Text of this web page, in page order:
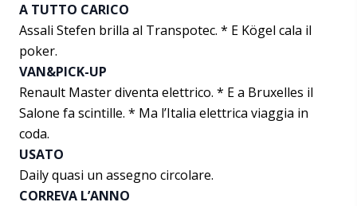
A TUTTO CARICO
Assali Stefen brilla al Transpotec. * E Kögel cala il
poker.
VAN&PICK-UP
Renault Master diventa elettrico. * E a Bruxelles il
Salone fa scintille. * Ma l’Italia elettrica viaggia in
coda.
USATO
Daily quasi un assegno circolare.
CORREVA L’ANNO